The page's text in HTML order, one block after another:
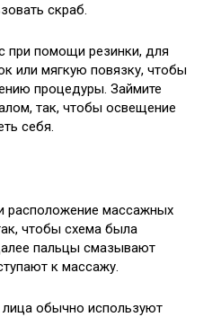
скраб.
при помощи резинки, для
или мягкую повязку, чтобы
процедуры. Займите
так, чтобы освещение
себя.
расположение массажных
чтобы схема была
пальцы смазывают
к массажу.
обычно используют